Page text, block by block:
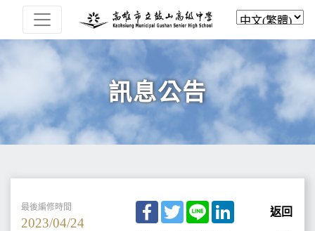
訊息公告
最後編修時間
2023/04/24
Facebook
TwitterLine LinkedIn返回